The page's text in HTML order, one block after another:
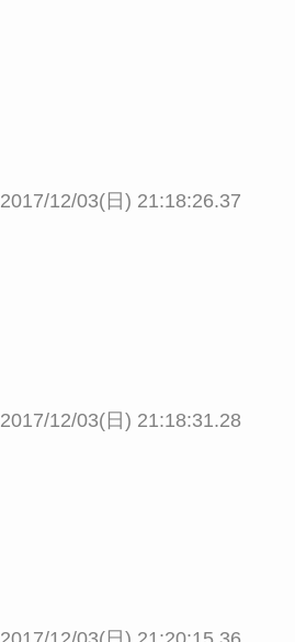
2017/12/03(日) 21:18:26.37
2017/12/03(日) 21:18:31.28